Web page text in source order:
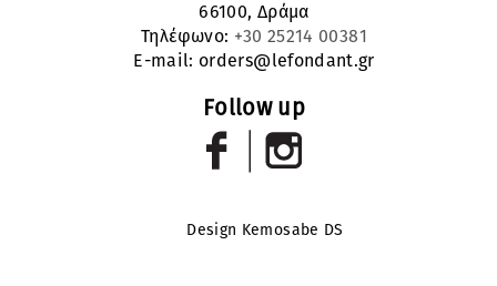
66100, Δράμα
Τηλέφωνο: +30 25214 00381
E-mail: orders@lefondant.gr
Follow up
Design Kemosabe DS